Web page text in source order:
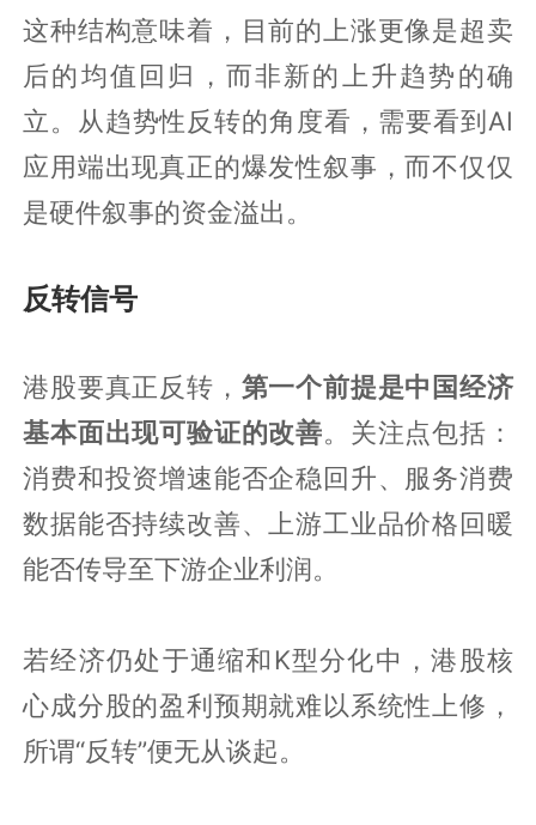
这种结构意味着，目前的上涨更像是超卖
后的均值回归，而非新的上升趋势的确
立。从趋势性反转的角度看，需要看到AI
应用端出现真正的爆发性叙事，而不仅仅
是硬件叙事的资金溢出。
反转信号
港股要真正反转， 第一个前提是中国经济
基本面出现可验证的改善。关注点包括：
消费和投资增速能否企稳回升、服务消费
数据能否持续改善、上游工业品价格回暖
能否传导至下游企业利润。
若经济仍处于通缩和K型分化中，港股核
心成分股的盈利预期就难以系统性上修，
所谓“反转”便无从谈起。